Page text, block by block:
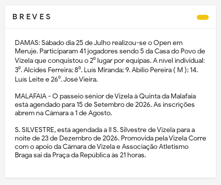
B R E V E S
DAMAS: Sábado dia 25 de Julho realizou-se o Open em
Meruje. Participaram 41 jogadores sendo 5 da Casa do Povo de
Vizela que conquistou o 2⁰ lugar por equipas. A nível individual:
3⁰. Alcides Ferreira; 8⁰. Luís Miranda; 9. Abílio Pereira ( M ); 14.
Luís Leite e 26⁰. José Vieira.
MALAFAIA - O passeio sénior de Vizela à Quinta da Malafaia
está agendado para 15 de Setembro de 2026. As inscrições
abrem na Câmara a 1 de Agosto.
S. SILVESTRE, está agendada a II S. Silvestre de Vizela para a
noite de 23 de Dezembro de 2026. Promovida pela Vizela Corre
com o apoio da Câmara de Vizela e Associação Atletismo
Braga sai da Praça da República às 21 horas.